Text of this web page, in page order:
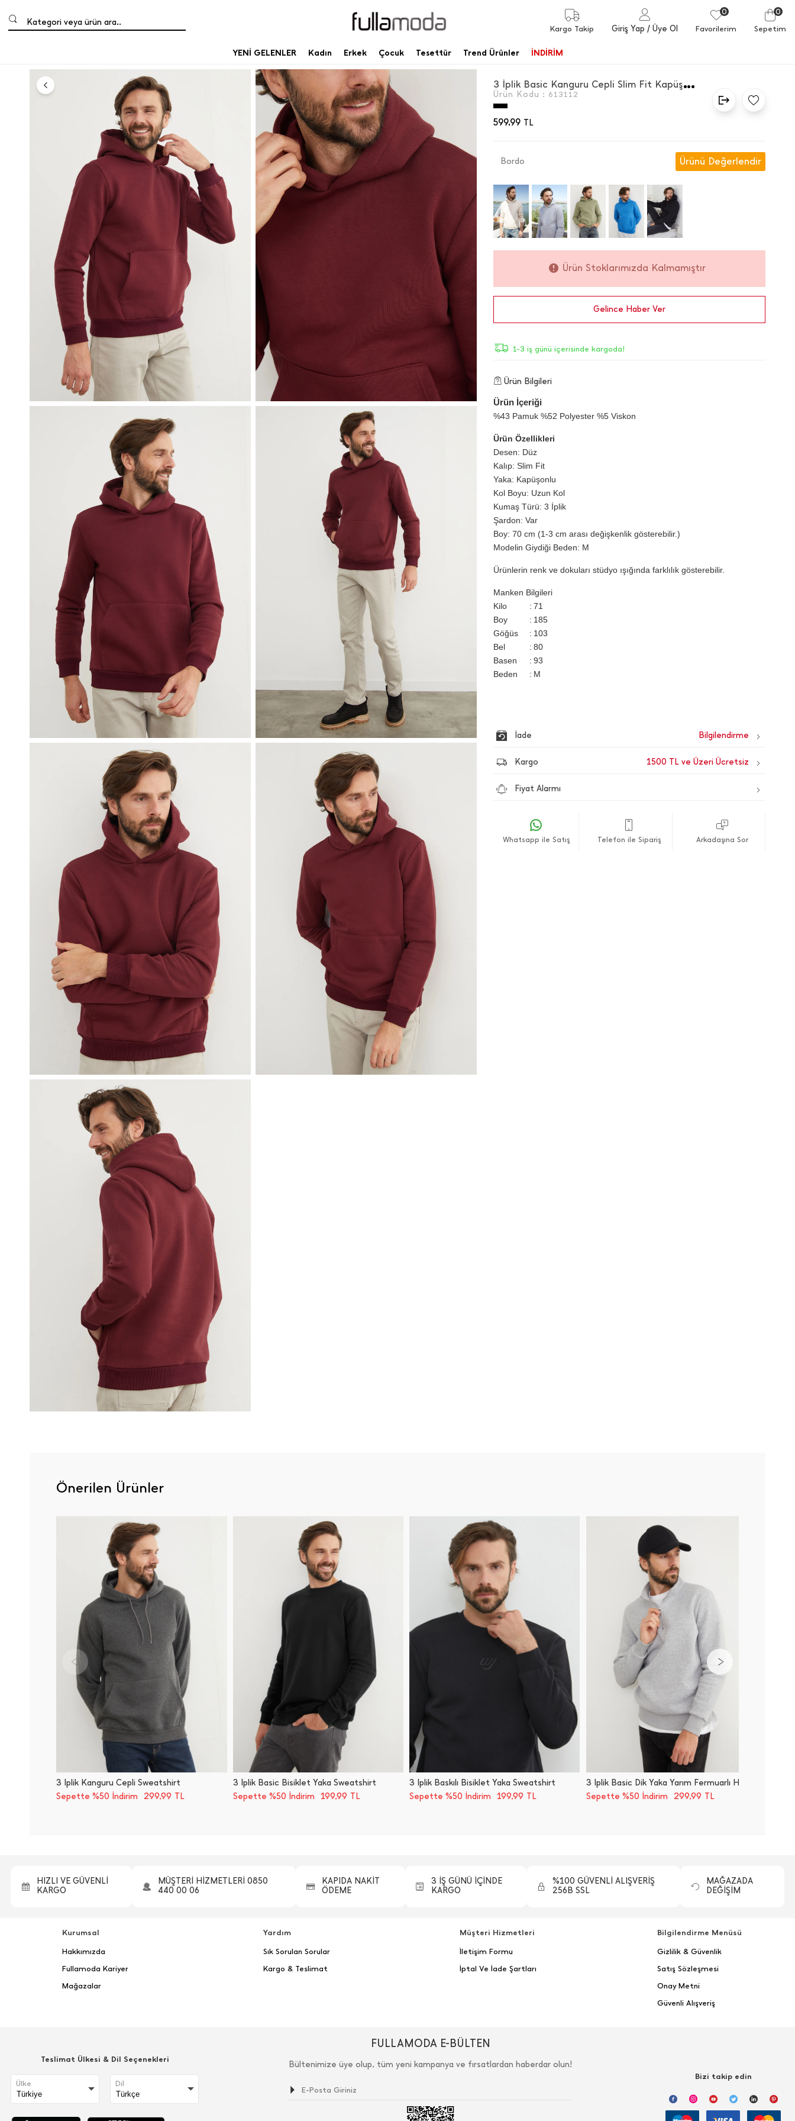
Kategori veya ürün ara..
Kargo Takip Giriş Yap / Üye Ol
0
Favorilerim
0
Sepetim
YENİ GELENLER Kadın Erkek Çocuk Tesettür Trend Ürünler İNDİRİM
3
İ̇plik Basic Kanguru Cepli Slim Fit Kapüşonlu Sweatshirt
Ürün Kodu : 613112
599,99 TL
Bordo Ürünü Değerlendir
Ürün Stoklarımızda Kalmamıştır
Gelince Haber Ver
1-3 iş günü içerisinde kargoda!
Ürün Bilgileri
Ürün İçeriği
%43 Pamuk %52 Polyester %5 Viskon
Ürün Özellikleri
Desen: Düz
Kalıp: Slim Fit
Yaka: Kapüşonlu
Kol Boyu: Uzun Kol
Kumaş Türü: 3 İplik
Şardon: Var
Boy: 70 cm (1-3 cm arası değişkenlik gösterebilir.)
Modelin Giydiği Beden: M
Ürünlerin renk ve dokuları stüdyo ışığında farklılık gösterebilir.
Manken Bilgileri
Kilo
71
Boy
185
Göğüs
103
Bel
80
Basen
93
Beden
M
İade
Kargo 1500 TL ve Üzeri Ücretsiz
Fiyat Alarmı
Whatsapp ile Satış Telefon ile Sipariş Arkadaşına Sor
Önerilen Ürünler
3 İ̇plik Kanguru Cepli Sweatshirt
Sepette %50 İndirim
299,99 TL
3 İ̇plik Basic Bisiklet Yaka Sweatshirt
Sepette %50 İndirim
199,99 TL
3 İ̇plik Baskılı Bisiklet Yaka Sweatshirt
Sepette %50 İndirim
199,99 TL
Sepette %50 İndirim
299,99 TL
HIZLI VE GÜVENLİ
KARGO
MÜŞTERİ HİZMETLERİ 0850
440 00 06
KAPIDA NAKİT
ÖDEME
3 İŞ GÜNÜ İÇİNDE
KARGO
%100 GÜVENLİ ALIŞVERİŞ
256B SSL
MAĞAZADA
DEĞİŞİM
Kurumsal
Hakkımızda
Fullamoda Kariyer
Mağazalar
Yardım
Sık Sorulan Sorular
Kargo & Teslimat
Müşteri Hizmetleri
İletişim Formu
İptal Ve İade Şartları
Bilgilendirme Menüsü
Gizlilik & Güvenlik
Satış Sözleşmesi
Onay Metni
Güvenli Alışveriş
Teslimat Ülkesi & Dil Seçenekleri
Ülke Dil
FULLAMODA E-BÜLTEN
Bültenimize üye olup, tüm yeni kampanya ve fırsatlardan haberdar olun!
Bizi takip edin